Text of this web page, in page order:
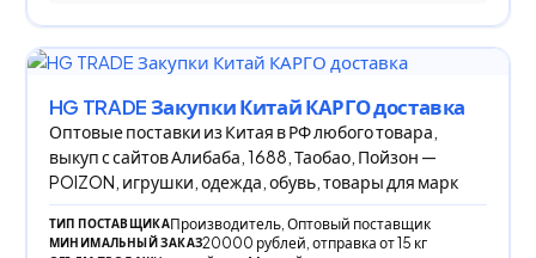
HG TRADE Закупки Китай КАРГО доставка
Оптовые поставки из Китая в РФ любого товара,
выкуп с сайтов Алибаба, 1688, Таобао, Пойзон —
POIZON, игрушки, одежда, обувь, товары для марк
ТИП ПОСТАВЩИКАПроизводитель, Оптовый поставщик
МИНИМАЛЬНЫЙ ЗАКАЗ20000 рублей, отправка от 15 кг